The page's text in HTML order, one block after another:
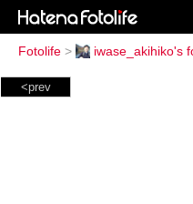
Fotolife > iwase_akihiko's
<prev